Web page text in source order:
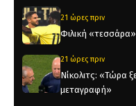
21 ώρες πριν
Φιλική
21 ώρες πριν
Νίκολιτς: «Τώρα
μεταγραφή»